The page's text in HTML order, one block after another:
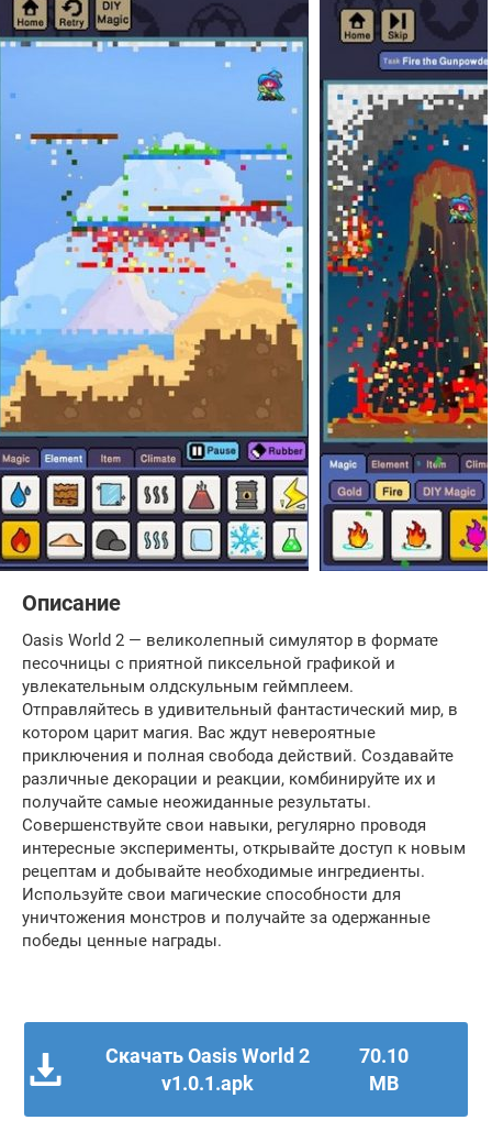
Описание
Oasis World 2 — великолепный симулятор в формате
песочницы с приятной пиксельной графикой и
увлекательным олдскульным геймплеем.
Отправляйтесь в удивительный фантастический мир, в
котором царит магия. Вас ждут невероятные
приключения и полная свобода действий. Создавайте
различные декорации и реакции, комбинируйте их и
получайте самые неожиданные результаты.
Совершенствуйте свои навыки, регулярно проводя
интересные эксперименты, открывайте доступ к новым
рецептам и добывайте необходимые ингредиенты.
Используйте свои магические способности для
уничтожения монстров и получайте за одержанные
победы ценные награды.
Скачать Oasis World 2
v1.0.1.apk
70.10
MB